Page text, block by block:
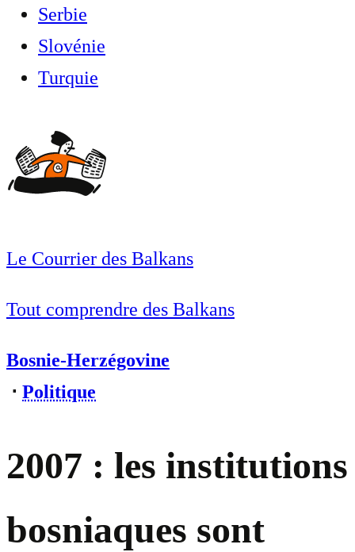
Serbie
Slovénie
Turquie
Le Courrier des Balkans
Tout comprendre des Balkans
Bosnie-Herzégovine
⋅ Politique
2007 : les institutions
bosniaques sont